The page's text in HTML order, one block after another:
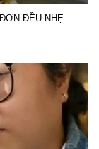
ĐỀU NHẸ